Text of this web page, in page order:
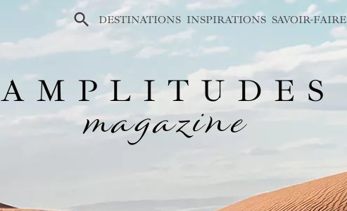
× DESTINATIONS INSPIRATIONS SAVOIR-FAIRE
AMPLITUDES
magazine